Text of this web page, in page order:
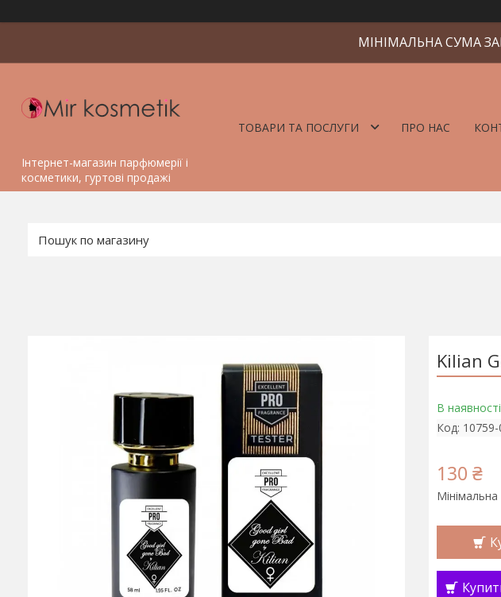
МІНІМАЛЬНА СУМА
Інтернет-магазин парфюмерії і
косметики, гуртові продажі
ТОВАРИ ТА ПОСЛУГИ ПРО НАС
Kilian
В наявності
Код: 10759-
130 ₴